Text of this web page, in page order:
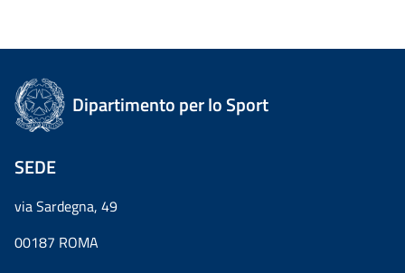
Dipartimento per lo Sport
SEDE
via Sardegna, 49
00187 ROMA